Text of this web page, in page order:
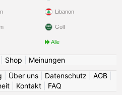
Libanon
Golf
Alle
Shop
Meinungen
Über uns Datenschutz AGB
Kontakt FAQ